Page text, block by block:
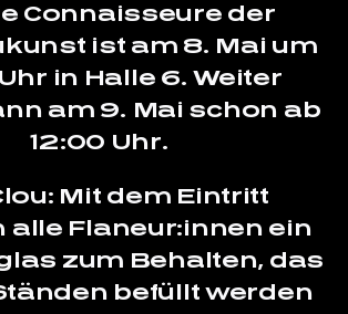
Connaisseure der
ist am 8. Mai um
in Halle 6. Weiter
am 9. Mai schon ab
12:00 Uhr.
Mit dem Eintritt
alle Flaneur:innen ein
zum Behalten, das
befüllt werden